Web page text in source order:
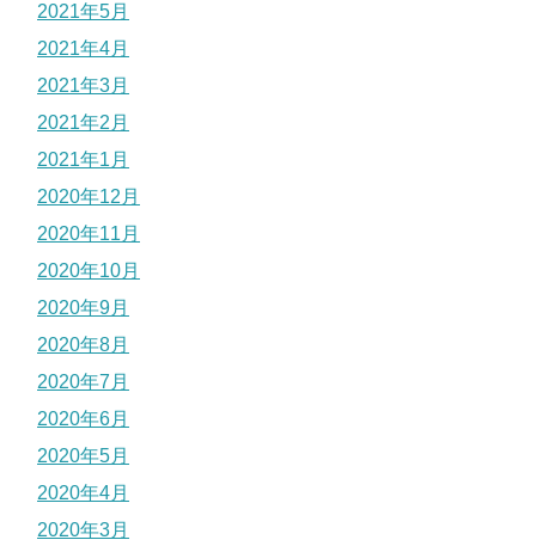
2021年5月
2021年4月
2021年3月
2021年2月
2021年1月
2020年12月
2020年11月
2020年10月
2020年9月
2020年8月
2020年7月
2020年6月
2020年5月
2020年4月
2020年3月